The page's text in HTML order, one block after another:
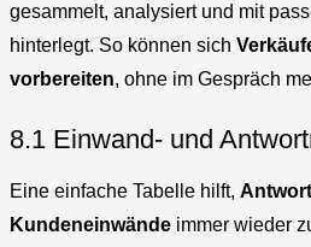
gesammelt, analysiert und mit
hinterlegt. So können sich
vorbereiten, ohne im Gespräch
8.1 Einwand- und
Eine einfache Tabelle hilft,
Kundeneinwände immer wieder